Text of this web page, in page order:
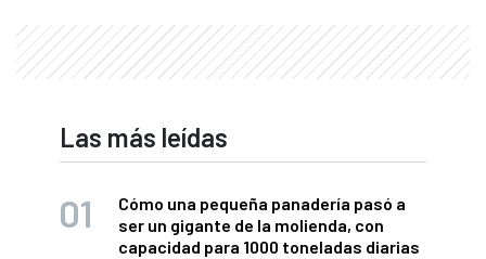
Las más leídas
Cómo una pequeña panadería pasó a
ser un gigante de la molienda, con
capacidad para 1000 toneladas diarias